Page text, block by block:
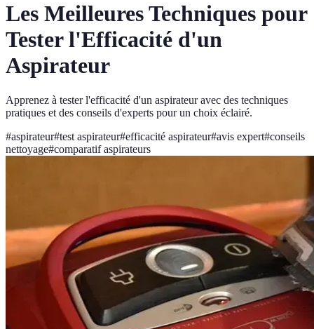
Les Meilleures Techniques pour
Tester l'Efficacité d'un
Aspirateur
Apprenez à tester l'efficacité d'un aspirateur avec des techniques
pratiques et des conseils d'experts pour un choix éclairé.
#aspirateur#test aspirateur#efficacité aspirateur#avis expert#conseils
nettoyage#comparatif aspirateurs